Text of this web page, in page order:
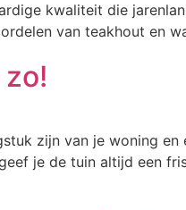
kwaliteit die
van teakhout en
zijn van je woning
je de tuin altijd een